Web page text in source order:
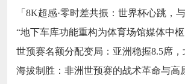
「8K超感·零时差共振：世界杯心跳，
世预赛名额分配变局：亚洲稳握8.5席
海拔制胜：非洲世预赛的战术革命与高